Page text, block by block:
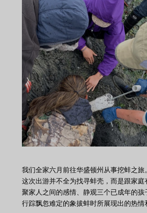
我们全家六月前往华盛顿州从事挖蚌之旅
这次出游并不全为找寻蚌壳，而是跟家庭
聚家人之间的感情、静观三个已成年的
行踪飘忽难定的象拔蚌时所展现出的热情